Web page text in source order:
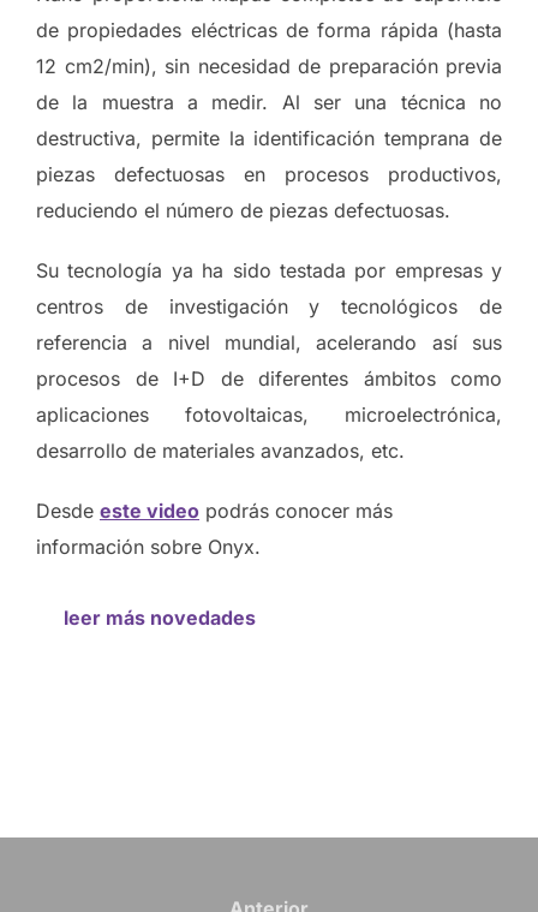
de propiedades eléctricas de forma rápida (hasta
12 cm2/min), sin necesidad de preparación previa
de la muestra a medir. Al ser una técnica no
destructiva, permite la identificación temprana de
piezas defectuosas en procesos productivos,
reduciendo el número de piezas defectuosas.
Su tecnología ya ha sido testada por empresas y
centros de investigación y tecnológicos de
referencia a nivel mundial, acelerando así sus
procesos de I+D de diferentes ámbitos como
aplicaciones fotovoltaicas, microelectrónica,
desarrollo de materiales avanzados, etc.
Desde este video podrás conocer más
información sobre Onyx.
leer más novedades